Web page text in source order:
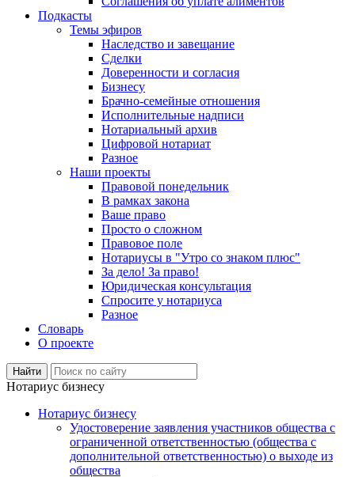
Подкасты
Темы эфиров
Наследство и завещание
Сделки
Доверенности и согласия
Бизнесу
Брачно-семейные отношения
Исполнительные надписи
Нотариальный архив
Цифровой нотариат
Разное
Наши проекты
Правовой понедельник
В рамках закона
Ваше право
Просто о сложном
Правовое поле
Нотариусы в "Утро со знаком плюс"
За дело! За право!
Юридическая консультация
Спросите у нотариуса
Разное
Словарь
О проекте
Нотариус бизнесу
Нотариус бизнесу
Удостоверение заявления участников общества с
ограниченной ответственностью (общества с
дополнительной ответственностью) о выходе из
общества